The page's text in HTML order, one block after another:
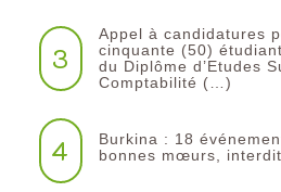
3
Appel à candidatures
cinquante (50)
du Diplôme d’Etudes
Comptabilité (…)
4
Burkina : 18
bonnes mœurs,